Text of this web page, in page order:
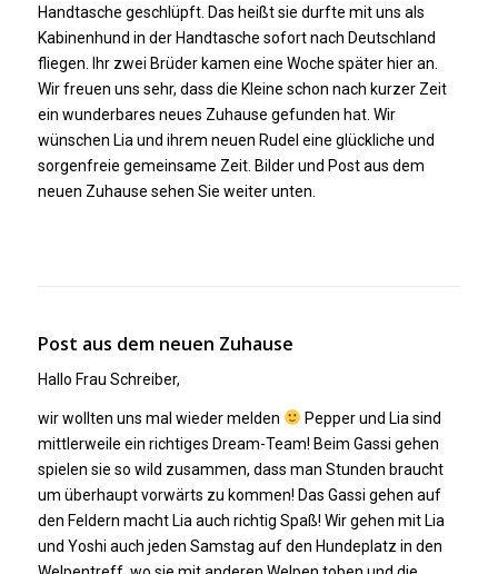
Handtasche geschlüpft. Das heißt sie durfte mit uns als
Kabinenhund in der Handtasche sofort nach Deutschland
fliegen. Ihr zwei Brüder kamen eine Woche später hier an.
Wir freuen uns sehr, dass die Kleine schon nach kurzer Zeit
ein wunderbares neues Zuhause gefunden hat. Wir
wünschen Lia und ihrem neuen Rudel eine glückliche und
sorgenfreie gemeinsame Zeit. Bilder und Post aus dem
neuen Zuhause sehen Sie weiter unten.
Post aus dem neuen Zuhause
Hallo Frau Schreiber,
wir wollten uns mal wieder melden
Pepper und Lia sind
mittlerweile ein richtiges Dream-Team! Beim Gassi gehen
spielen sie so wild zusammen, dass man Stunden braucht
um überhaupt vorwärts zu kommen! Das Gassi gehen auf
den Feldern macht Lia auch richtig Spaß! Wir gehen mit Lia
und Yoshi auch jeden Samstag auf den Hundeplatz in den